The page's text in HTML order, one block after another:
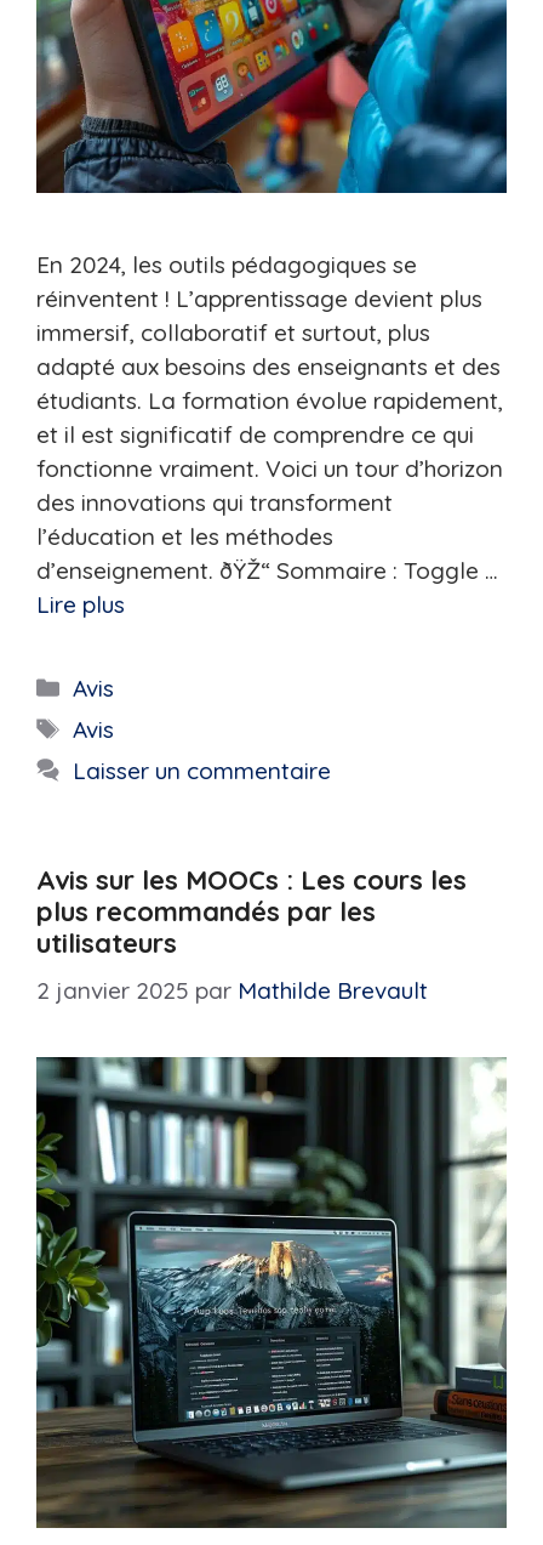
En 2024, les outils pédagogiques se
réinventent ! L’apprentissage devient plus
immersif, collaboratif et surtout, plus
adapté aux besoins des enseignants et des
étudiants. La formation évolue rapidement,
et il est significatif de comprendre ce qui
fonctionne vraiment. Voici un tour d’horizon
des innovations qui transforment
l’éducation et les méthodes
d’enseignement. ðŸŽ“ Sommaire : Toggle …
Lire plus
Catégories
Avis
Étiquettes
Avis
Laisser un commentaire
Avis sur les MOOCs : Les cours les
plus recommandés par les
utilisateurs
2 janvier 2025 par Mathilde Brevault